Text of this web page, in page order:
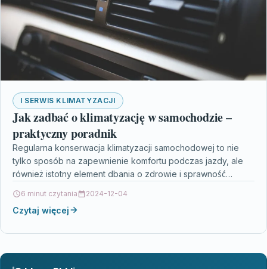
I SERWIS KLIMATYZACJI
Jak zadbać o klimatyzację w samochodzie –
praktyczny poradnik
Regularna konserwacja klimatyzacji samochodowej to nie
tylko sposób na zapewnienie komfortu podczas jazdy, ale
również istotny element dbania o zdrowie i sprawność
6 minut czytania 2024-12-04
Czytaj więcej